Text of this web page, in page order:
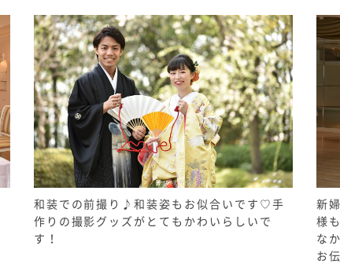
和装での前撮り♪和装姿もお似合いです♡手
作りの撮影グッズがとてもかわいらしいで
す！
新
様
な
お